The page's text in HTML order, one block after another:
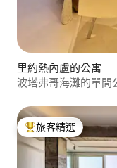
里約熱內盧的公寓
波塔弗哥海灘的單間
旅客精選榜首
旅客精選